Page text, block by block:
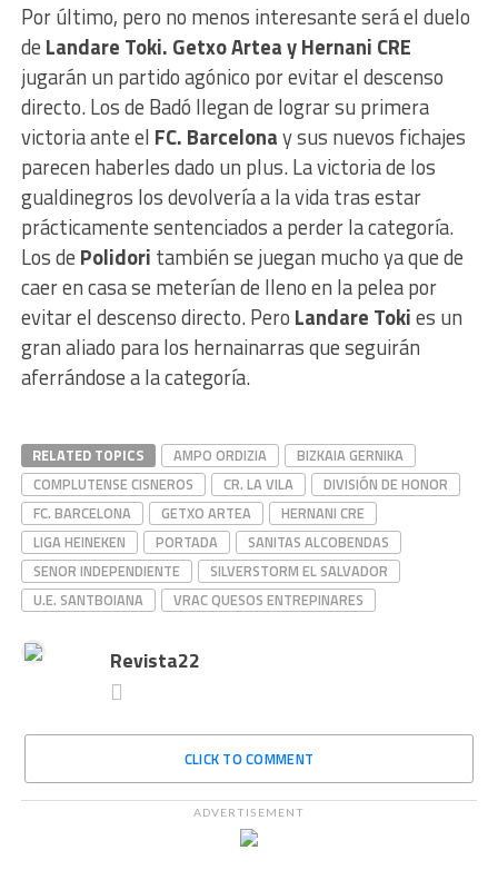
Por último, pero no menos interesante será el duelo
de Landare Toki. Getxo Artea y Hernani CRE
jugarán un partido agónico por evitar el descenso
directo. Los de Badó llegan de lograr su primera
victoria ante el FC. Barcelonay sus nuevos fichajes
parecen haberles dado un plus. La victoria de los
gualdinegros los devolvería a la vida tras estar
prácticamente sentenciados a perder la categoría.
Los de Polidori también se juegan mucho ya que de
caer en casa se meterían de lleno en la pelea por
evitar el descenso directo. Pero Landare Tokies un
gran aliado para los hernainarras que seguirán
aferrándose a la categoría.
RELATED TOPICS AMPO ORDIZIA
BIZKAIA GERNIKA
COMPLUTENSE CISNEROS
CR. LA VILA
DIVISIÓN DE HONOR
FC. BARCELONA
GETXO ARTEA
HERNANI CRE
LIGA HEINEKEN
PORTADA
SANITAS ALCOBENDAS
SENOR INDEPENDIENTE
SILVERSTORM EL SALVADOR
U.E. SANTBOIANA
VRAC QUESOS ENTREPINARES
Revista22
CLICK TO COMMENT
ADVERTISEMENT